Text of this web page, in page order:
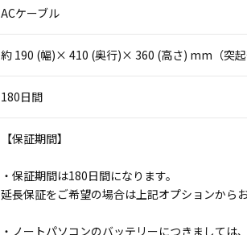
ACケーブル
約 190 (幅)× 410 (奥行)× 360 (高さ) mm（突起
180日間
【保証期間】
・保証期間は180日間になります。
延長保証をご希望の場合は上記オプションから
・ノートパソコンのバッテリーにつきまして